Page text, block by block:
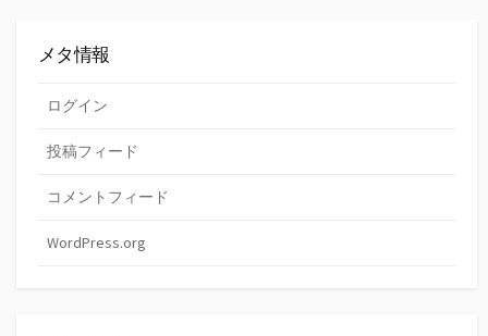
メタ情報
ログイン
投稿フィード
コメントフィード
WordPress.org